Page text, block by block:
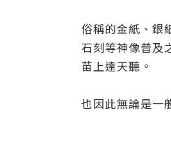
俗稱的金紙、銀
石刻等神像普及
苗上達天聽。
也因此無論是一